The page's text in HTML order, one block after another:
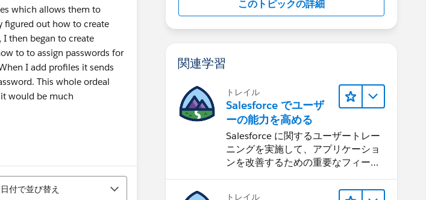
which allows them to
figured out how to create
then began to create
to to assign passwords for
I add profiles it sends
This whole ordeal
would be much
替え
日付で並び替え
このトピックの詳細
関連学習
トレイル
Salesforce でユーザ
ーの能力を高める
Salesforce に関するユーザートレー
ニングを実施して、アプリケーショ
ンを改善するための重要なフィード
トレイル